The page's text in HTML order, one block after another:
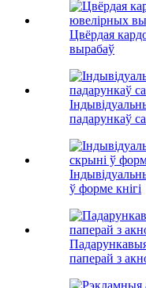
Цвёрдая
вырабаў
падарункаў
ў форме кнігі
паперай з